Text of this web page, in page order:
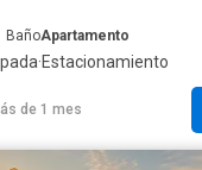
BañoApartamento
·Estacionamiento
de 1 mes